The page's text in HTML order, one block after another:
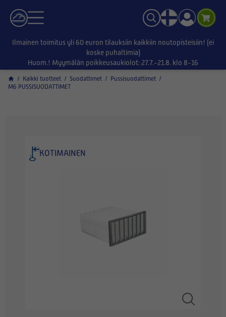
Ilmainen toimitus yli 60 euron tilauksiin kaikkiin noutopisteisiin! (ei
koske puhaltimia)
Huom.! Myymälän poikkeusaukiolot: 27.7.-21.8. klo 8-16
/ Kaikki tuotteet / Suodattimet / Pussisuodattimet /
M6 PUSSISUODATTIMET
KOTIMAINEN